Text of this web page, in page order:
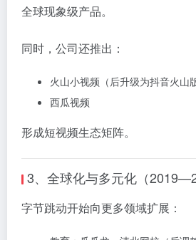
全球现象级产品。
同时，公司还推出：
火山小视频 （后升级为抖音火山
西瓜视频
形成短视频生态矩阵。
3、全球化与多元化（
字节跳动开始向更多领域扩展：